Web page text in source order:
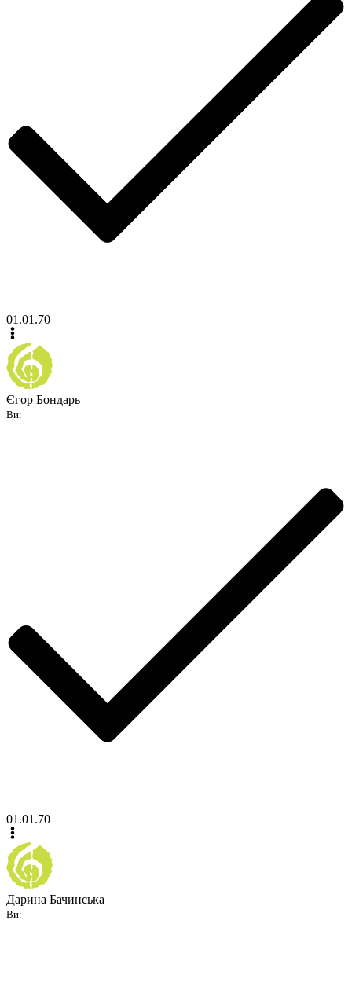
01.01.70
Єгор Бондарь
Ви:
01.01.70
Дарина Бачинська
Ви: